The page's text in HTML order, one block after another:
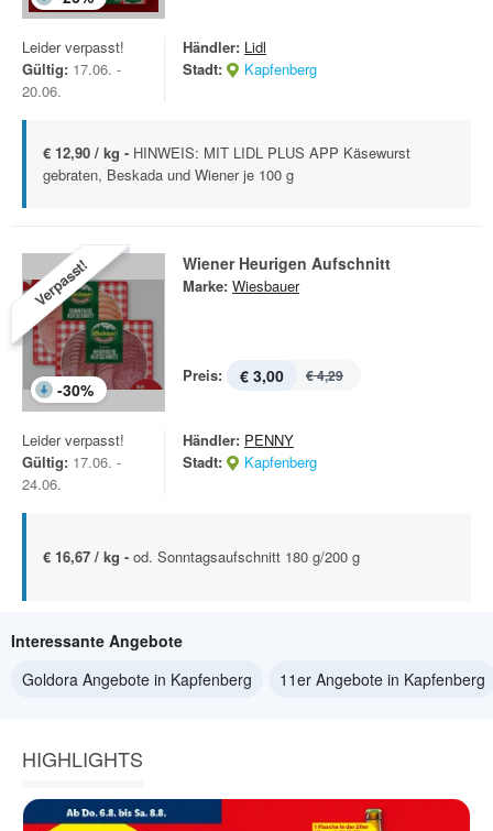
Leider verpasst!
Gültig: 17.06. -
20.06.
Händler: Lidl
Stadt:
Kapfenberg
€ 12,90 / kg - HINWEIS: MIT LIDL PLUS APP Käsewurst
gebraten, Beskada und Wiener je 100 g
Verpasst!
-30%
Wiener Heurigen Aufschnitt
Marke: Wiesbauer
Preis: € 3,00 € 4,29
Leider verpasst!
Gültig: 17.06. -
24.06.
Händler: PENNY
Stadt:
Kapfenberg
€ 16,67 / kg - od. Sonntagsaufschnitt 180 g/200 g
Interessante Angebote
Goldora Angebote in Kapfenberg
11er Angebote in Kapfenberg
HIGHLIGHTS